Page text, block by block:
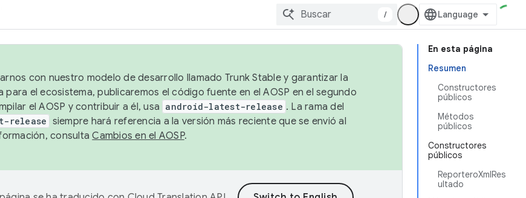
/
En esta página
Resumen
Constructores
públicos
Métodos
públicos
Constructores
públicos
ReporteroXmlRes
ultado
con nuestro modelo de desarrollo llamado Trunk Stable y garantizar la
el ecosistema, publicaremos el código fuente en el AOSP en el segundo
el AOSP y contribuir a él, usa android-latest-release . La rama del
release siempre hará referencia a la versión más reciente que se envió al
consultaCambios en el AOSP.